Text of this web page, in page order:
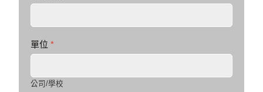
單位 *
公司/學校